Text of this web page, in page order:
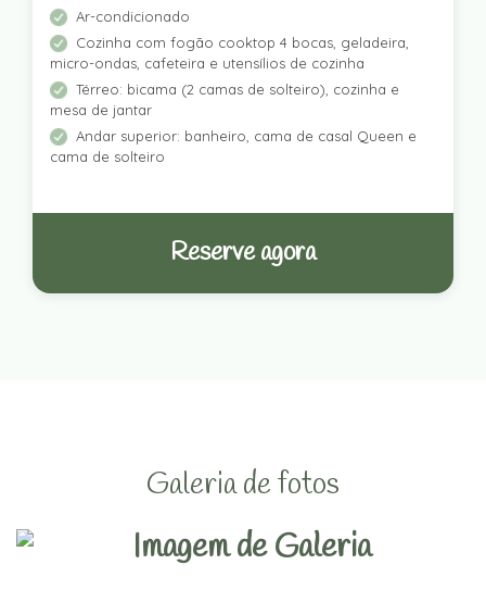
Ar-condicionado
Cozinha com fogão cooktop 4 bocas, geladeira,
micro-ondas, cafeteira e utensílios de cozinha
Térreo: bicama (2 camas de solteiro), cozinha e
mesa de jantar
Andar superior: banheiro, cama de casal Queen e
cama de solteiro
Reserve agora
Galeria de fotos